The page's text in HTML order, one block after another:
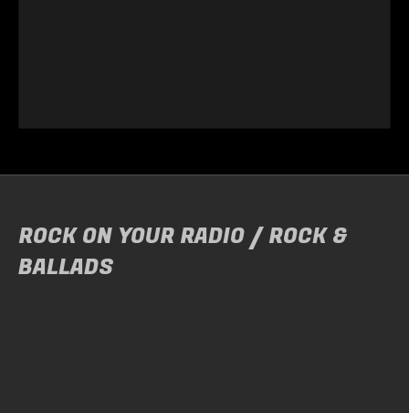
ROCK ON YOUR RADIO / ROCK &
BALLADS